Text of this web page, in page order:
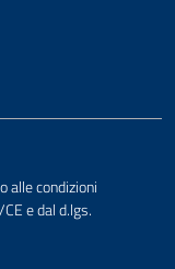
alle condizioni
e dal d.lgs.